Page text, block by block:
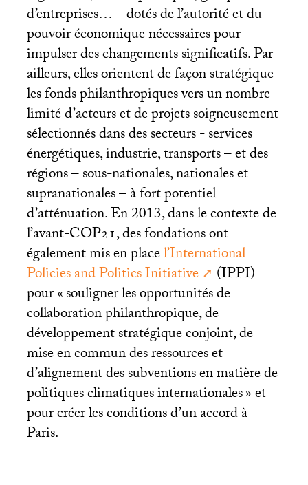
d’entreprises… – dotés de l’autorité et du
pouvoir économique nécessaires pour
impulser des changements significatifs. Par
ailleurs, elles orientent de façon stratégique
les fonds philanthropiques vers un nombre
limité d’acteurs et de projets soigneusement
sélectionnés dans des secteurs - services
énergétiques, industrie, transports – et des
régions – sous-nationales, nationales et
supranationales – à fort potentiel
d’atténuation. En 2013, dans le contexte de
l’avant-COP21, des fondations ont
également mis en placel’International
Policies and Politics Initiative
(IPPI)
pour «souligner les opportunités de
collaboration philanthropique, de
développement stratégique conjoint, de
mise en commun des ressources et
d’alignement des subventions en matière de
politiques climatiques internationales» et
pour créer les conditions d’un accord à
Paris.